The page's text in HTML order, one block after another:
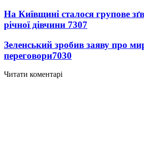
На Київщині сталося групове
річної дівчини 7307
Зеленський зробив заяву про
переговори7030
Читати коментарі